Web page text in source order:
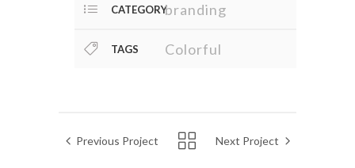
CATEGORYbranding
TAGS Colorful
Previous Project Next Project